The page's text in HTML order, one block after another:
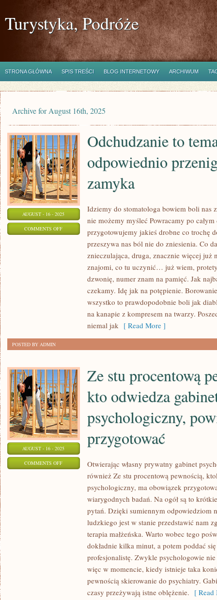
Turystyka, Podróże
STRONA GŁÓWNA SPIS TREŚCI BLOG INTERNETOWY ARCHIWUM
Archive for August 16th, 2025
AUGUST - 16 - 2025
COMMENTS OFFON
ODPOWIEDNIO
PRZENIGDY
NIE
ZAMYKA
Odchudzanie to
odpowiednio
zamyka
Idziemy do stomatologa bowiem boli nas
nie możemy myśleć Powracamy po
przygotowujemy jakieś drobne co trochę
przeszywa nas ból nie do zniesienia. Co
znieczulająca, druga, znacznie więcej
znajomi, co tu uczynić… już wiem,
dzwonię, numer znam na pamięć. Jak
czekamy. Idę jak na potępienie.
wszystko to prawdopodobnie boli jak
na kanapie z kompresem na twarzy.
niemal jak [ Read More ]
POSTED BY ADMIN
AUGUST - 16 - 2025
COMMENTS OFFON
PROCENTOWĄ
PEWNOŚCIĄ,
PSYCHOLOGICZNY,
PRZYGOTOWAĆ
Ze stu procentową
kto odwiedza
psychologiczny,
przygotować
Otwierając własny prywatny gabinet
również Ze stu procentową pewnością,
psychologiczny, ma obowiązek
wiarygodnych badań. Na ogół są to
pytań. Dzięki sumiennym odpowiedziom
ludzkiego jest w stanie przedstawić nam
terapia małżeńska. Warto wobec tego
dokładnie kilka minut, a potem poddać
profesjonalistę. Zwykle psychologowie
więc w momencie, kiedy istnieje taka
pewnością skierowanie do psychiatry.
czasy przeżywają istne oblężenie. [ Read